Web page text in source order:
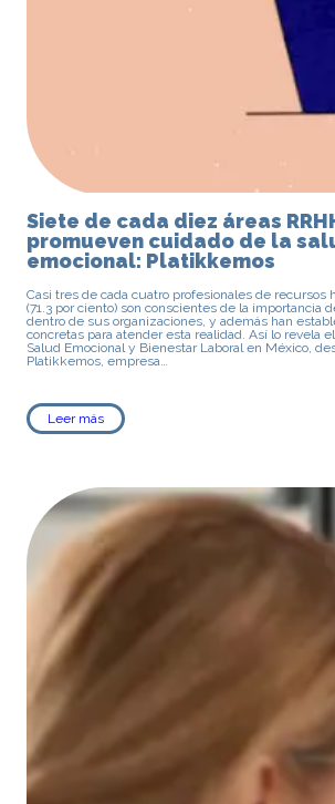
Siete de cada diez áreas
promueven cuidado de la
emocional: Platikkemos
Casi tres de cada cuatro profesionales de recursos
(71.3 por ciento) son conscientes de la importancia
dentro de sus organizaciones, y además han
concretas para atender esta realidad. Así lo revela
Salud Emocional y Bienestar Laboral en México,
Platikkemos, empresa…
Leer más